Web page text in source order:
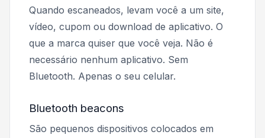
Quando escaneados, levam você a um site,
vídeo, cupom ou download de aplicativo. O
que a marca quiser que você veja. Não é
necessário nenhum aplicativo. Sem
Bluetooth. Apenas o seu celular.
Bluetooth beacons
São pequenos dispositivos colocados em